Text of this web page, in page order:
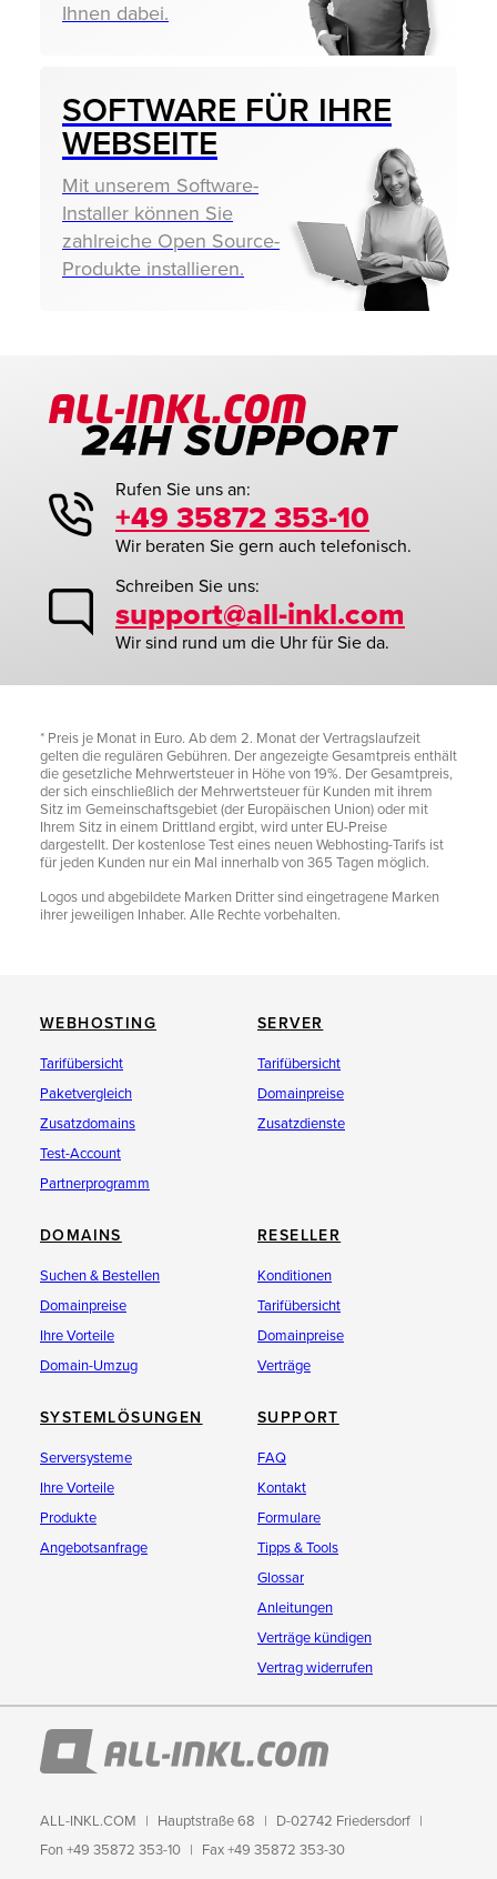
Ihnen dabei.
SOFTWARE FÜR IHRE
WEBSEITE
Mit unserem Software-
Installer können Sie
zahlreiche Open Source-
Produkte installieren.
Rufen Sie uns an:
+49 35872 353-10
Wir beraten Sie gern auch telefonisch.
Schreiben Sie uns:
support@all-inkl.com
Wir sind rund um die Uhr für Sie da.
* Preis je Monat in Euro. Ab dem 2. Monat der Vertragslaufzeit
gelten die regulären Gebühren. Der angezeigte Gesamtpreis enthält
die gesetzliche Mehrwertsteuer in Höhe von 19%. Der Gesamtpreis,
der sich einschließlich der Mehrwertsteuer für Kunden mit ihrem
Sitz im Gemeinschaftsgebiet (der Europäischen Union) oder mit
Ihrem Sitz in einem Drittland ergibt, wird unter EU-Preise
dargestellt. Der kostenlose Test eines neuen Webhosting-Tarifs ist
für jeden Kunden nur ein Mal innerhalb von 365 Tagen möglich.
Logos und abgebildete Marken Dritter sind eingetragene Marken
ihrer jeweiligen Inhaber. Alle Rechte vorbehalten.
WEBHOSTING
Tarifübersicht
Paketvergleich
Zusatzdomains
Test-Account
Partnerprogramm
SERVER
Tarifübersicht
Domainpreise
Zusatzdienste
DOMAINS
Suchen & Bestellen
Domainpreise
Ihre Vorteile
Domain-Umzug
RESELLER
Konditionen
Tarifübersicht
Domainpreise
Verträge
SYSTEMLÖSUNGEN
Serversysteme
Ihre Vorteile
Produkte
Angebotsanfrage
SUPPORT
FAQ
Kontakt
Formulare
Tipps & Tools
Glossar
Anleitungen
Verträge kündigen
Vertrag widerrufen
ALL-INKL.COM Hauptstraße 68
D-02742 Friedersdorf
Fon +49 35872 353-10
Fax +49 35872 353-30